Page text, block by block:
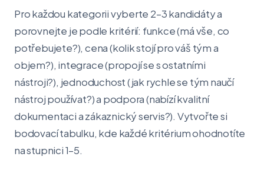
Pro každou kategorii vyberte 2–3 kandidáty a
porovnejte je podle kritérií: funkce (má vše, co
potřebujete?), cena (kolik stojí pro váš tým a
objem?), integrace (propojí se s ostatními
nástroji?), jednoduchost (jak rychle se tým naučí
nástroj používat?) a podpora (nabízí kvalitní
dokumentaci a zákaznický servis?). Vytvořte si
bodovací tabulku, kde každé kritérium ohodnotíte
na stupnici 1–5.